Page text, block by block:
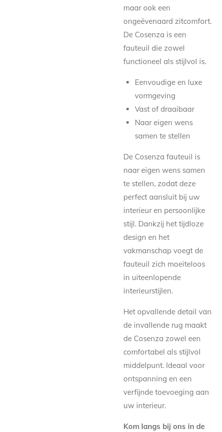
maar ook een
ongeëvenaard zitcomfort.
De Cosenza is een
fauteuil die zowel
functioneel als stijlvol is.
Eenvoudige en luxe
vormgeving
Vast of draaibaar
Naar eigen wens
samen te stellen
De Cosenza fauteuil is
naar eigen wens samen
te stellen, zodat deze
perfect aansluit bij uw
interieur en persoonlijke
stijl. Dankzij het tijdloze
design en het
vakmanschap voegt de
fauteuil zich moeiteloos
in uiteenlopende
interieurstijlen.
Het opvallende detail van
de invallende rug maakt
de Cosenza zowel een
comfortabel als stijlvol
middelpunt. Ideaal voor
ontspanning en een
verfijnde toevoeging aan
uw interieur.
Kom langs bij ons in de